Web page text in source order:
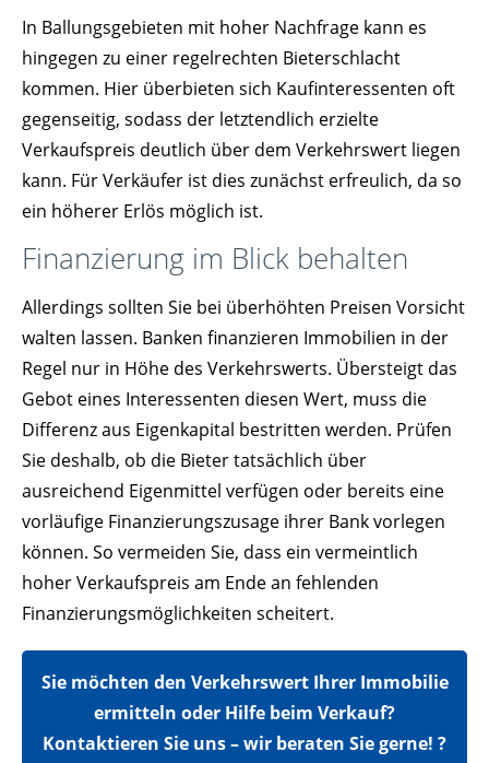
In Ballungsgebieten mit hoher Nachfrage kann es
hingegen zu einer regelrechten Bieterschlacht
kommen. Hier überbieten sich Kaufinteressenten oft
gegenseitig, sodass der letztendlich erzielte
Verkaufspreis deutlich über dem Verkehrswert liegen
kann. Für Verkäufer ist dies zunächst erfreulich, da so
ein höherer Erlös möglich ist.
Finanzierung im Blick behalten
Allerdings sollten Sie bei überhöhten Preisen Vorsicht
walten lassen. Banken finanzieren Immobilien in der
Regel nur in Höhe des Verkehrswerts. Übersteigt das
Gebot eines Interessenten diesen Wert, muss die
Differenz aus Eigenkapital bestritten werden. Prüfen
Sie deshalb, ob die Bieter tatsächlich über
ausreichend Eigenmittel verfügen oder bereits eine
vorläufige Finanzierungszusage ihrer Bank vorlegen
können. So vermeiden Sie, dass ein vermeintlich
hoher Verkaufspreis am Ende an fehlenden
Finanzierungsmöglichkeiten scheitert.
Sie möchten den Verkehrswert Ihrer Immobilie
ermitteln oder Hilfe beim Verkauf?
Kontaktieren Sie uns – wir beraten Sie gerne! ?